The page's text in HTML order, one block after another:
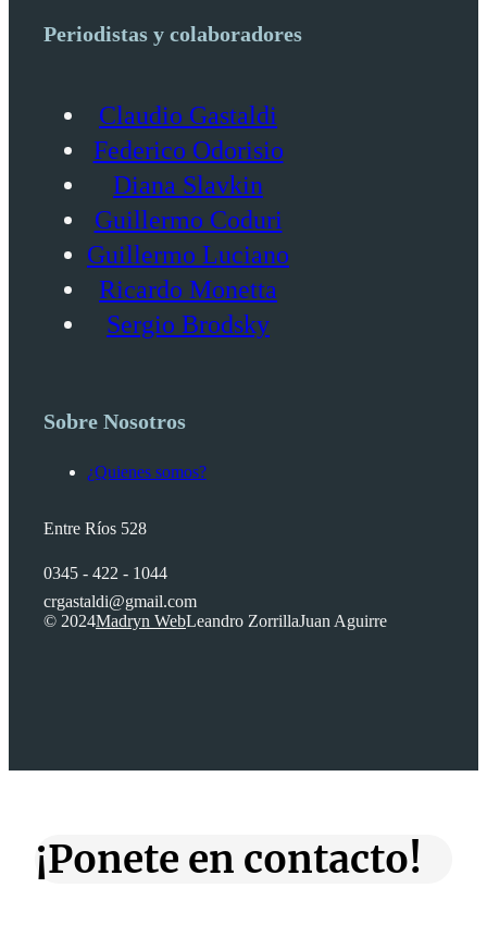
Periodistas y colaboradores
Claudio Gastaldi
Federico Odorisio
Diana Slavkin
Guillermo Coduri
Guillermo Luciano
Ricardo Monetta
Sergio Brodsky
Sobre Nosotros
¿Quienes somos?
Entre Ríos 528
0345 - 422 - 1044
crgastaldi@gmail.com
© 2024Madryn WebLeandro ZorrillaJuan Aguirre
¡Ponete en contacto!